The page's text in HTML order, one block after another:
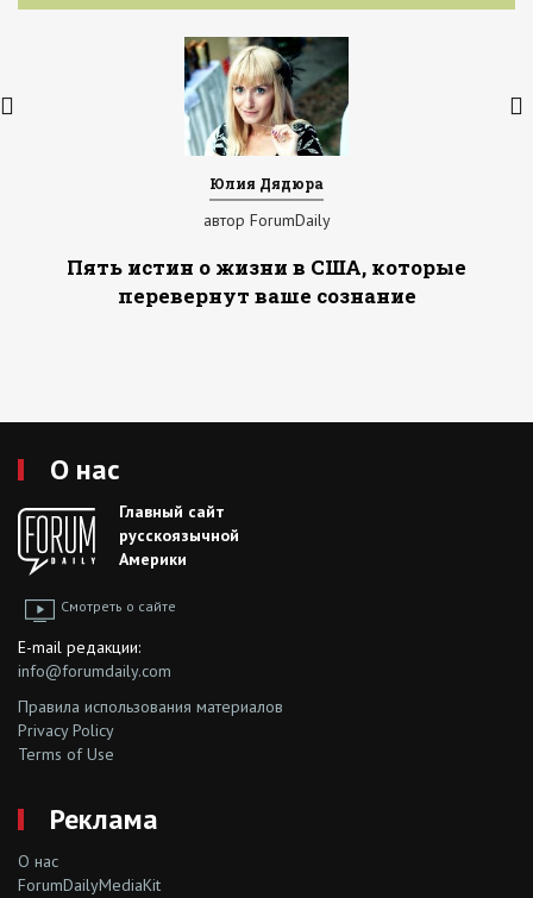
Юлия Дядюра
автор ForumDaily
Пять истин о жизни в США, которые
перевернут ваше сознание
О нас
Главный сайт
русскоязычной
Америки
Смотреть о сайте
E-mail редакции:
info@forumdaily.com
Правила использования материалов
Privacy Policy
Terms of Use
Реклама
О нас
ForumDailyMediaKit